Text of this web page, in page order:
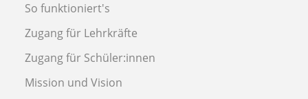
So funktioniert's
Zugang für Lehrkräfte
Zugang für Schüler:innen
Mission und Vision